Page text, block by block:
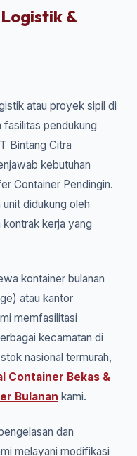
&
atau proyek sipil di
fasilitas pendukung
Bintang Citra
kebutuhan
Container Pendingin.
didukung oleh
kontrak kerja yang
kontainer bulanan
atau kantor
memfasilitasi
kecamatan di
nasional termurah,
Container Bekas &
Bulanan kami.
dan
melayani modifikasi